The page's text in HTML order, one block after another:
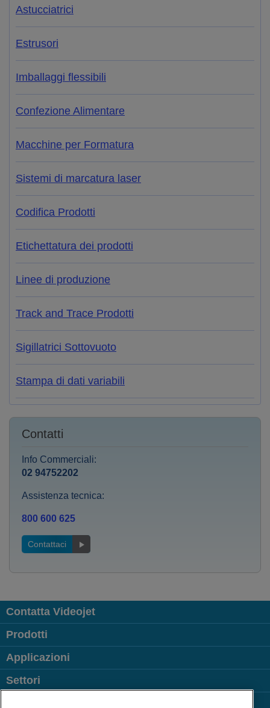
Astucciatrici
Estrusori
Imballaggi flessibili
Confezione Alimentare
Macchine per Formatura
Sistemi di marcatura laser
Codifica Prodotti
Etichettatura dei prodotti
Linee di produzione
Track and Trace Prodotti
Sigillatrici Sottovuoto
Stampa di dati variabili
Contatti
Info Commerciali:
02 94752202
Assistenza tecnica:
800 600 625
Contattaci
Contatta Videojet
Prodotti
Applicazioni
Settori